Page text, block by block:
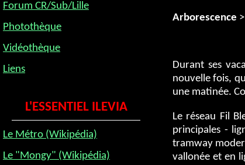
Forum CR/Sub/Lille
Photothèque
Vidéothèque
Liens
L'ESSENTIEL ILEVIA
Le Métro (Wikipédia)
Le "Mongy" (Wikipédia)
Arborescence >
Durant ses
nouvelle fois,
une matinée.
Le réseau Fil
principales -
tramway
vallonée et en